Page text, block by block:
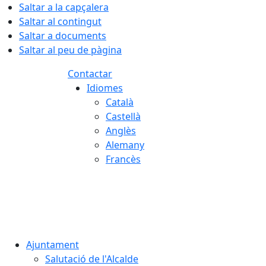
Saltar a la capçalera
Saltar al contingut
Saltar a documents
Saltar al peu de pàgina
Contactar
Idiomes
Català
Castellà
Anglès
Alemany
Francès
Ajuntament
Salutació de l'Alcalde